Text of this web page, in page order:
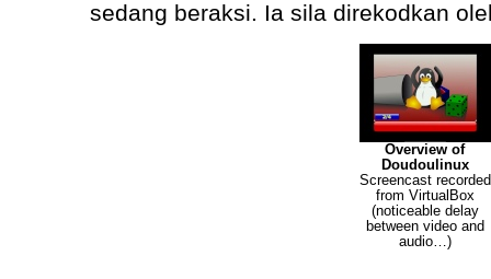
sedang beraksi. Ia sila direkodkan
Overview of
Doudoulinux
Screencast recorded
from VirtualBox
(noticeable delay
between video and
audio…)